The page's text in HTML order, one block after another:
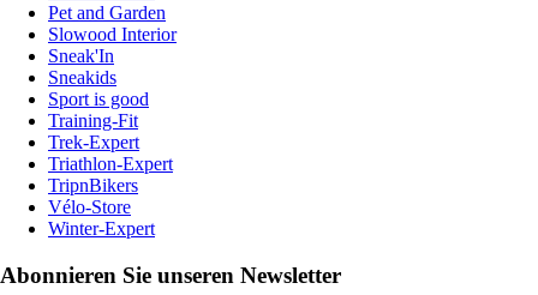
Pet and Garden
Slowood Interior
Sneak'In
Sneakids
Sport is good
Training-Fit
Trek-Expert
Triathlon-Expert
TripnBikers
Vélo-Store
Winter-Expert
Abonnieren Sie unseren Newsletter